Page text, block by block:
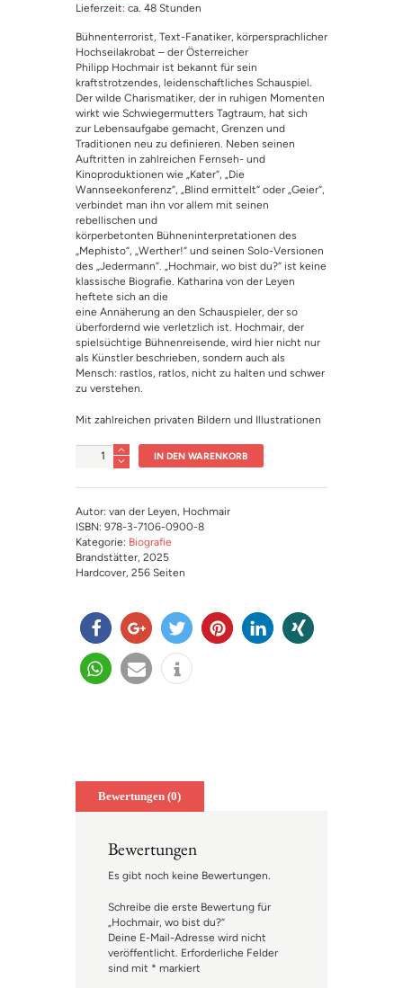
Lieferzeit: ca. 48 Stunden
Bühnenterrorist, Text-Fanatiker, körpersprachlicher
Hochseilakrobat – der Österreicher
Philipp Hochmair ist bekannt für sein
kraftstrotzendes, leidenschaftliches Schauspiel.
Der wilde Charismatiker, der in ruhigen Momenten
wirkt wie Schwiegermutters Tagtraum, hat sich
zur Lebensaufgabe gemacht, Grenzen und
Traditionen neu zu definieren. Neben seinen
Auftritten in zahlreichen Fernseh- und
Kinoproduktionen wie „Kater“, „Die
Wannseekonferenz“, „Blind ermittelt“ oder „Geier“,
verbindet man ihn vor allem mit seinen
rebellischen und
körperbetonten Bühneninterpretationen des
„Mephisto“, „Werther!“ und seinen Solo-Versionen
des „Jedermann“. „Hochmair, wo bist du?“ ist keine
klassische Biografie. Katharina von der Leyen
heftete sich an die
eine Annäherung an den Schauspieler, der so
überfordernd wie verletzlich ist. Hochmair, der
spielsüchtige Bühnenreisende, wird hier nicht nur
als Künstler beschrieben, sondern auch als
Mensch: rastlos, ratlos, nicht zu halten und schwer
zu verstehen.
Mit zahlreichen privaten Bildern und Illustrationen
Anzahl IN DEN WARENKORB
Autor: van der Leyen, Hochmair
ISBN: 978-3-7106-0900-8
Kategorie: Biografie
Brandstätter, 2025
Hardcover, 256 Seiten
teilen teilen twitter
Bewertungen (0)
Bewertungen
Es gibt noch keine Bewertungen.
Schreibe die erste Bewertung für
„Hochmair, wo bist du?“
Deine E-Mail-Adresse wird nicht
veröffentlicht. Erforderliche Felder
sind mit * markiert